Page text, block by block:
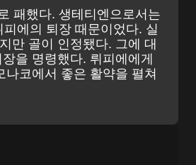
패했다. 생테티엔으로서는
에의 퇴장 때문이었다. 실
만 골이 인정됐다. 그에 대
을 명령했다. 뤼피에에게
코에서 좋은 활약을 펼쳐